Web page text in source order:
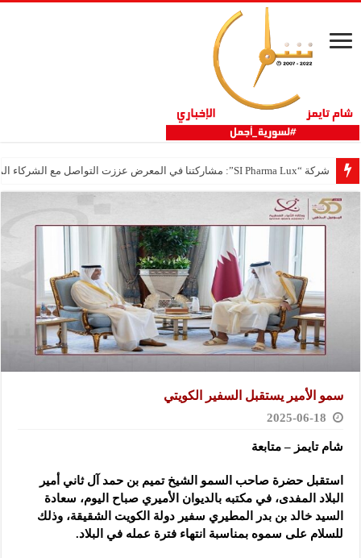
شركة “SI Pharma Lux”: مشاركتنا في المعرض عززت التواصل مع الشركاء المحليين والدوليين
سمو الأمير يستقبل السفير الكويتي
2025-06-18
شام تايمز – متابعة
استقبل حضرة صاحب السمو الشيخ تميم بن حمد آل ثاني أمير
البلاد المفدى، في مكتبه بالديوان الأميري صباح اليوم، سعادة
السيد خالد بن بدر المطيري سفير دولة الكويت الشقيقة، وذلك
للسلام على سموه بمناسبة انتهاء فترة عمله في البلاد.